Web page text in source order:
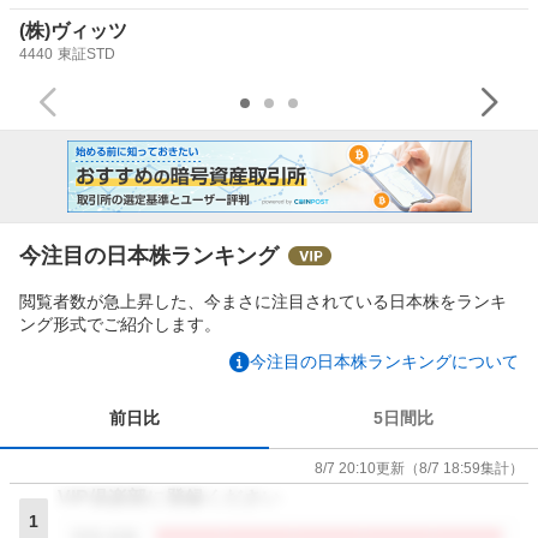
(株)ヴィッツ
4440 東証STD
今注目の日本株ランキング
閲覧者数が急上昇した、今まさに注目されている日本株をランキ
ング形式でご紹介します。
今注目の日本株ランキングについて
前日比 5日間比
8/7 20:10更新 （8/7 18:59集計）
1